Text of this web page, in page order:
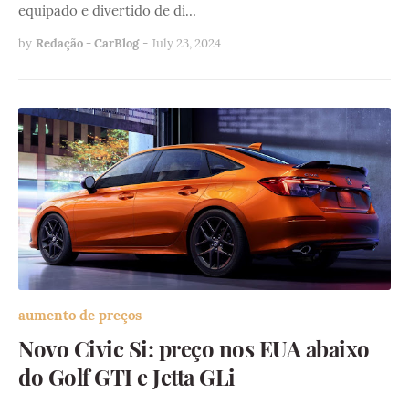
equipado e divertido de di…
by Redação - CarBlog - July 23, 2024
aumento de preços
Novo Civic Si: preço nos EUA abaixo
do Golf GTI e Jetta GLi